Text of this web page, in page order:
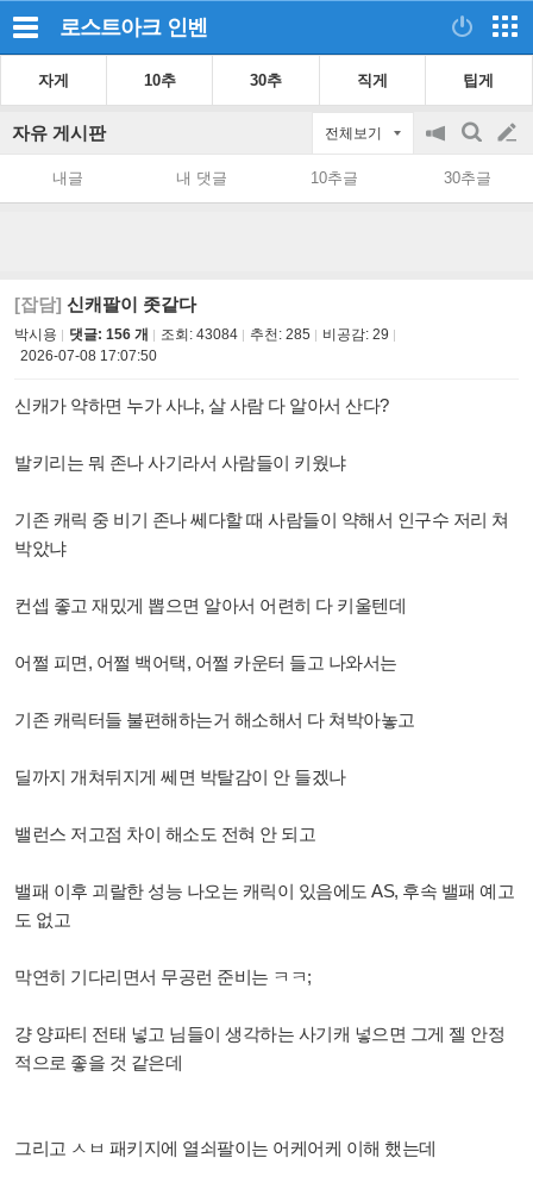
로스트아크 인벤
자게 10추 30추 직게 팁게
자유 게시판 전체보기
공
지
on/off
검
색
글
쓰
내글 내 댓글 10추글 30추글
[잡담] 신캐팔이 좃같다
박시용 댓글: 156 개 조회: 43084 추천: 285 비공감: 29
2026-07-08 17:07:50
신캐가 약하면 누가 사냐, 살 사람 다 알아서 산다?
발키리는 뭐 존나 사기라서 사람들이 키웠냐
기존 캐릭 중 비기 존나 쎄다할 때 사람들이 약해서 인구수 저리 쳐
박았냐
컨셉 좋고 재밌게 뽑으면 알아서 어련히 다 키울텐데
어쩔 피면, 어쩔 백어택, 어쩔 카운터 들고 나와서는
기존 캐릭터들 불편해하는거 해소해서 다 쳐박아놓고
딜까지 개쳐뒤지게 쎄면 박탈감이 안 들겠나
밸런스 저고점 차이 해소도 전혀 안 되고
밸패 이후 괴랄한 성능 나오는 캐릭이 있음에도 AS, 후속 밸패 예고
도 없고
막연히 기다리면서 무공런 준비는 ㅋㅋ;
걍 양파티 전태 넣고 님들이 생각하는 사기캐 넣으면 그게 젤 안정
적으로 좋을 것 같은데
그리고 ㅅㅂ 패키지에 열쇠팔이는 어케어케 이해 했는데